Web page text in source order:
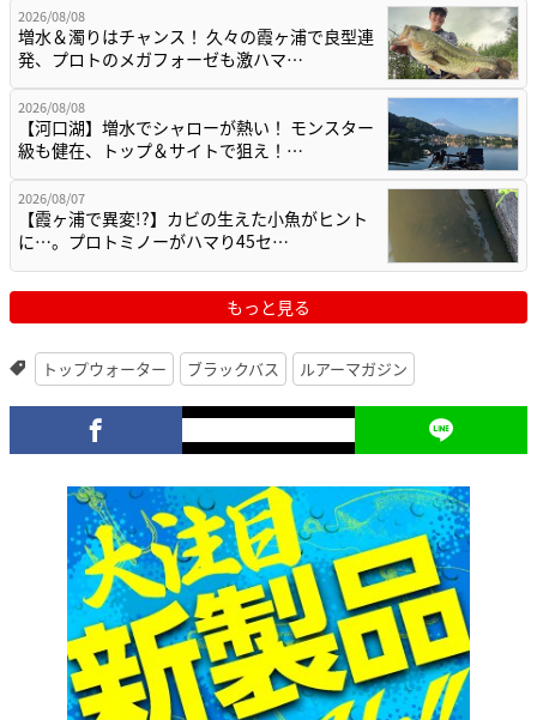
2026/08/08
増水＆濁りはチャンス！ 久々の霞ヶ浦で良型連
発、プロトのメガフォーゼも激ハマ…
2026/08/08
【河口湖】増水でシャローが熱い！ モンスター
級も健在、トップ＆サイトで狙え！…
2026/08/07
【霞ヶ浦で異変!?】カビの生えた小魚がヒント
に…。プロトミノーがハマり45セ…
もっと見る
トップウォーター ブラックバス ルアーマガジン